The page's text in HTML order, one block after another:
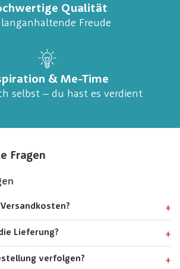
Qualität
langanhaltende Freude
& Me-Time
selbst – du hast es verdient
Fragen
Lieferung?
verfolgen?